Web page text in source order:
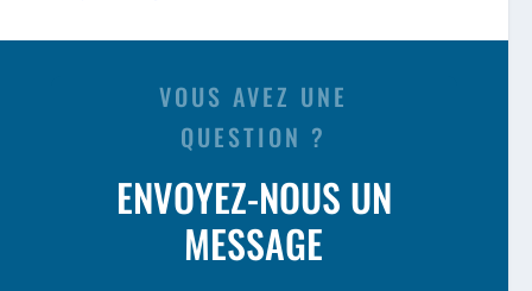
VOUS AVEZ UNE
QUESTION ?
ENVOYEZ-NOUS UN
MESSAGE